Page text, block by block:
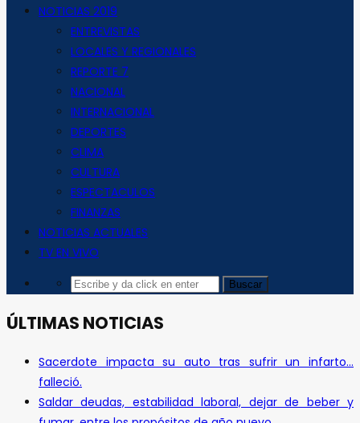
NOTICIAS 2019
ENTREVISTAS
LOCALES Y REGIONALES
REPORTE 7
NACIONAL
INTERNACIONAL
DEPORTES
CLIMA
CULTURA
ESPECTACULOS
FINANZAS
NOTICIAS ACTUALES
TV EN VIVO
ÚLTIMAS NOTICIAS
Sacerdote impacta su auto tras sufrir un infarto…
falleció.
Saldar deudas, estabilidad laboral, dejar de beber y